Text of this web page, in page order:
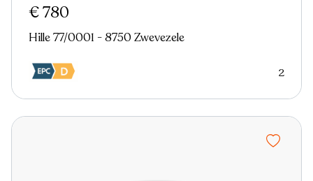
€ 780
Hille 77/0001 - 8750 Zwevezele
2